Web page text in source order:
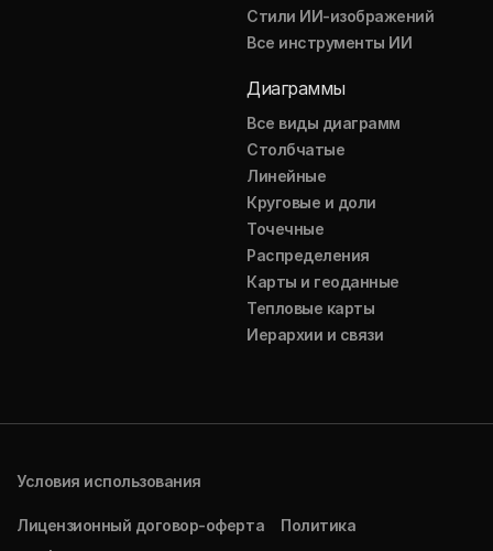
Стили ИИ-изображений
Все инструменты ИИ
Диаграммы
Все виды диаграмм
Столбчатые
Линейные
Круговые и доли
Точечные
Распределения
Карты и геоданные
Тепловые карты
Иерархии и связи
Условия использования
Лицензионный договор-оферта
Политика